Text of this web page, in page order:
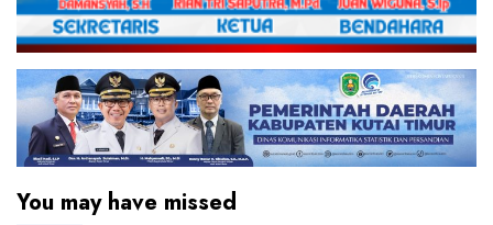
You may have missed